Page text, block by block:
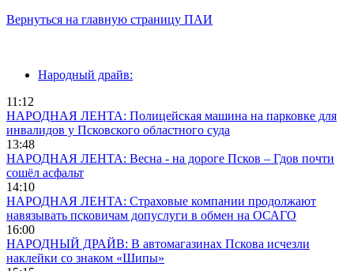
Вернуться на главную страницу ПАИ
Народный драйв:
11:12
НАРОДНАЯ ЛЕНТА: Полицейская машина на парковке для
инвалидов у Псковского областного суда
13:48
НАРОДНАЯ ЛЕНТА: Весна - на дороге Псков – Гдов почти
сошёл асфальт
14:10
НАРОДНАЯ ЛЕНТА: Страховые компании продолжают
навязывать псковичам допуслуги в обмен на ОСАГО
16:00
НАРОДНЫЙ ДРАЙВ: В автомагазинах Пскова исчезли
наклейки со знаком «Шипы»